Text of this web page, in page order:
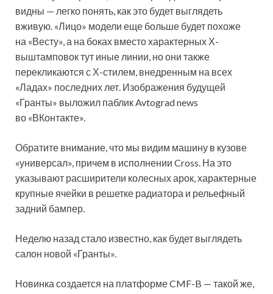
видны — легко понять, как это будет выглядеть
вживую. «Лицо» модели еще больше будет похоже
на «Весту», а на боках вместо характерных Х-
выштамповок тут иные линии, но они также
перекликаются с Х-стилем, внедренным на всех
«Ладах» последних лет. Изображения будущей
«Гранты» выложил паблик Avtograd news
во «ВКонтакте».
Обратите внимание, что мы видим машину в кузове
«универсал», причем в исполнении Cross. На это
указывают расширители колесных арок, характерные
крупные ячейки в решетке радиатора и рельефный
задний бампер.
Неделю назад стало известно, как будет выглядеть
салон новой «Гранты».
Новинка создается на платформе CMF-B — такой же,